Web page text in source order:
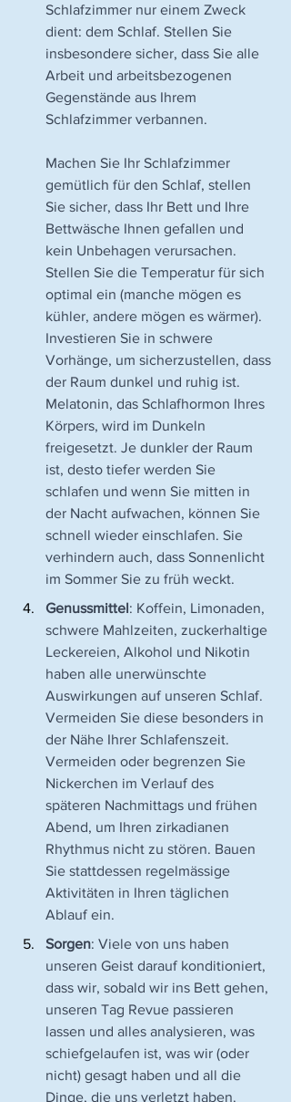
Schlafzimmer nur einem Zweck
dient: dem Schlaf. Stellen Sie
insbesondere sicher, dass Sie alle
Arbeit und arbeitsbezogenen
Gegenstände aus Ihrem
Schlafzimmer verbannen.
Machen Sie Ihr Schlafzimmer
gemütlich für den Schlaf, stellen
Sie sicher, dass Ihr Bett und Ihre
Bettwäsche Ihnen gefallen und
kein Unbehagen verursachen.
Stellen Sie die Temperatur für sich
optimal ein (manche mögen es
kühler, andere mögen es wärmer).
Investieren Sie in schwere
Vorhänge, um sicherzustellen, dass
der Raum dunkel und ruhig ist.
Melatonin, das Schlafhormon Ihres
Körpers, wird im Dunkeln
freigesetzt. Je dunkler der Raum
ist, desto tiefer werden Sie
schlafen und wenn Sie mitten in
der Nacht aufwachen, können Sie
schnell wieder einschlafen. Sie
verhindern auch, dass Sonnenlicht
im Sommer Sie zu früh weckt.
Genussmittel: Koffein, Limonaden,
schwere Mahlzeiten, zuckerhaltige
Leckereien, Alkohol und Nikotin
haben alle unerwünschte
Auswirkungen auf unseren Schlaf.
Vermeiden Sie diese besonders in
der Nähe Ihrer Schlafenszeit.
Vermeiden oder begrenzen Sie
Nickerchen im Verlauf des
späteren Nachmittags und frühen
Abend, um Ihren zirkadianen
Rhythmus nicht zu stören. Bauen
Sie stattdessen regelmässige
Aktivitäten in Ihren täglichen
Ablauf ein.
Sorgen: Viele von uns haben
unseren Geist darauf konditioniert,
dass wir, sobald wir ins Bett gehen,
unseren Tag Revue passieren
lassen und alles analysieren, was
schiefgelaufen ist, was wir (oder
nicht) gesagt haben und all die
Dinge, die uns verletzt haben.